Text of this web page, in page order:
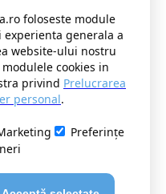
foloseste module
generala a
website-ului nostru
cookies in
privind Prelucrarea
personal.
Preferințe